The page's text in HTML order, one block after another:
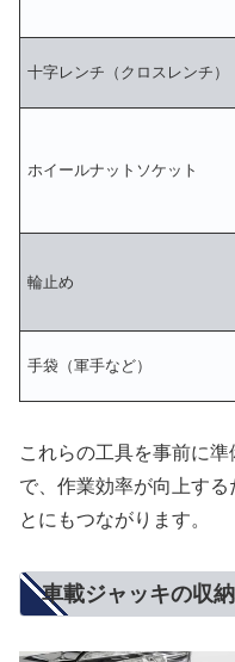
十字レンチ（クロスレンチ）
ホイールナットソケット
輪止め
手袋（軍手など）
これらの工具を事前に
で、作業効率が向上す
とにもつながります。
車載ジャッキの収